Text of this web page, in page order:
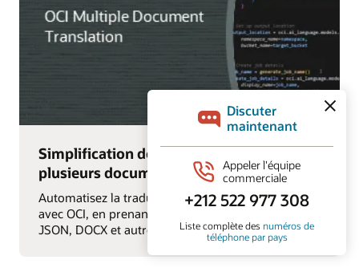
Simplification de la traduction de
plusieurs documents avec OCI
Automatisez la traduction de documents en lot
avec OCI, en prenant en charge les formats HTML,
JSON, DOCX et autres.